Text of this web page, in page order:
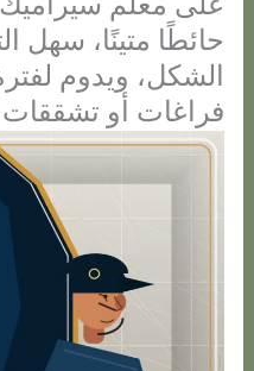
حائطًا متينًا، سهل
الشكل، ويدوم
فراغات أو